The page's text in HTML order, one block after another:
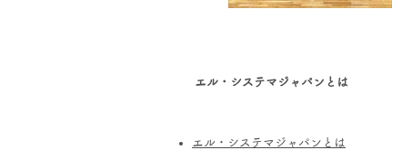
エル・システマジャパンとは
エル・システマジャパンとは